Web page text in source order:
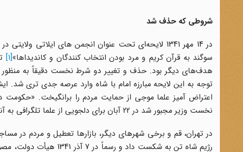
شروطی که حذف شد
در 14 مهر 1341 لایحه‌ای تحت عنوان انجمن های
سوگند به قرآن کریم و مرد بودن انتخاب کنندگان و کاندیداها»[1]
هدف‌هاى دیگر بود. حذف و تغییر دو شرط نخست دقیقاً به منظور
توجه به این لایحه مبارزه امام با شاه وارد عرصه جدی تری شد.
اعتراض آمیز علما موجی از حمایت مردم را برانگیخت. «حکومت
نخست وزیر مجبور شد در 22 آبان برای دلجویی از علما تلگرافی به آنان مخابره کند.»
در تهران، قم و برخى شهرهاى دیگر، بازارها تعطیل و مردم در
رژیم شاه تن به شکست